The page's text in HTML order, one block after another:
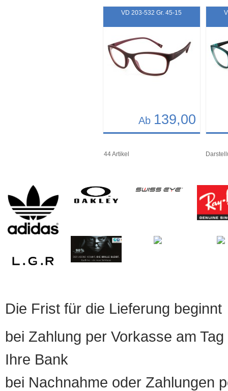
Art.-Nr.: 12396 Art.-
VD 203-532 Gr. 45-15
Ab 139,00
Art.-Nr.: 11882 Art.-
44 Artikel
Die Frist für die Lieferung beginnt
bei Zahlung per Vorkasse am
Ihre Bank
bei Nachnahme oder Zahlungen